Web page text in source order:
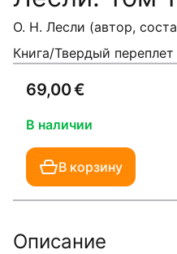
О. Н. Лесли (автор,
Книга/Твердый переплет
69,00 €
В наличии
В корзину
Описание